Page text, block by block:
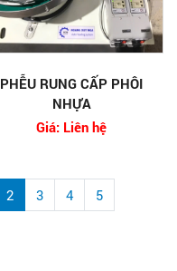
PHỄU RUNG CẤP PHÔI
NHỰA
Giá: Liên hệ
2 3 4
5